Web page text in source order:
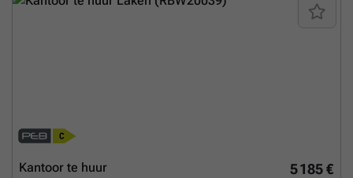
5 185 €
Kantoor te huur